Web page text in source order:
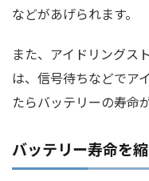
などがあげられます。
また、アイドリングス
は、信号待ちなどでア
たらバッテリーの寿命
バッテリー寿命を